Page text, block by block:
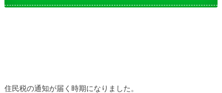
住民税の通知が届く時期になりました。